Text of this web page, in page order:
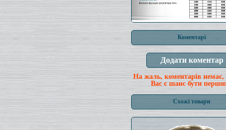
Коментарі
На жаль, коментарів немає,
Вас є шанс бути
Схожі товари